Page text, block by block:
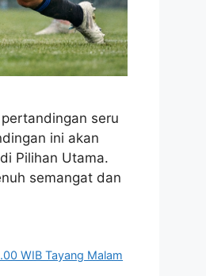
seru
ini akan
Pilihan Utama.
semangat dan
WIB Tayang Malam